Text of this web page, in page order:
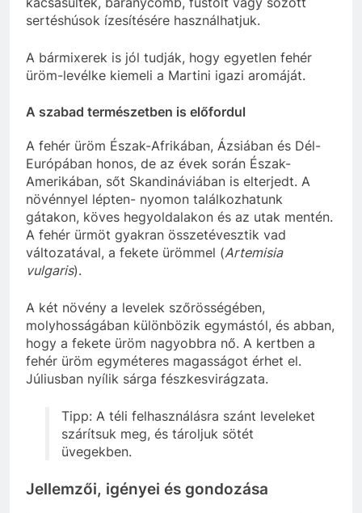
sertéshúsok ízesítésére használhatjuk.
A bármixerek is jól tudják, hogy egyetlen fehér
üröm-levélke kiemeli a Martini igazi aromáját.
A szabad természetben is előfordul
A fehér üröm Észak-Afrikában, Ázsiában és Dél-
Európában honos, de az évek során Észak-
Amerikában, sőt Skandináviában is elterjedt. A
növénnyel lépten- nyomon találkozhatunk
gátakon, köves hegyoldalakon és az utak mentén.
A fehér ürmöt gyakran összetévesztik vad
változatával, a fekete ürömmel (Artemisia
vulgaris).
A két növény a levelek szőrösségében,
molyhosságában különbözik egymástól, és abban,
hogy a fekete üröm nagyobbra nő. A kertben a
fehér üröm egyméteres magasságot érhet el.
Júliusban nyílik sárga fészkesvirágzata.
Tipp: A téli felhasználásra szánt leveleket
szárítsuk meg, és tároljuk sötét
üvegekben.
Jellemzői, igényei és gondozása